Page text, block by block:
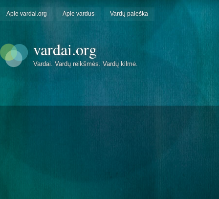
Apie vardai.org Apie vardus Vardų paieška
vardai.org
Vardai. Vardų reikšmės. Vardų kilmė.